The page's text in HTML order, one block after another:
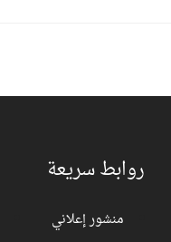
روابط سريعة
منشور إعلاني